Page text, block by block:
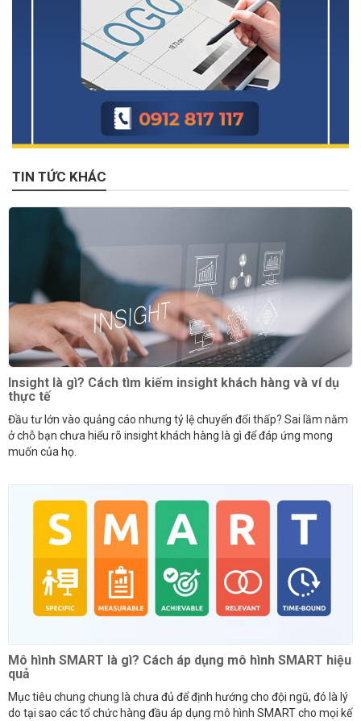
TIN TỨC KHÁC
Insight là gì? Cách tìm kiếm insight khách hàng và ví dụ
thực tế
Đầu tư lớn vào quảng cáo nhưng tỷ lệ chuyển đổi thấp? Sai lầm nằm
ở chỗ bạn chưa hiểu rõ insight khách hàng là gì để đáp ứng mong
muốn của họ.
Mô hình SMART là gì? Cách áp dụng mô hình SMART hiệu
quả
Mục tiêu chung chung là chưa đủ để định hướng cho đội ngũ, đó là lý
do tại sao các tổ chức hàng đầu áp dụng mô hình SMART cho mọi kế